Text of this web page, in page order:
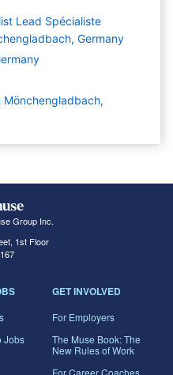
Lead Spécialiste
Germany
Mönchengladbach,
Group Inc.
1st Floor
Jobs
GET INVOLVED
For Employers
The Muse Book: The
New Rules of Work
For Career Coaches